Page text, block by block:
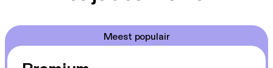
Meest populair